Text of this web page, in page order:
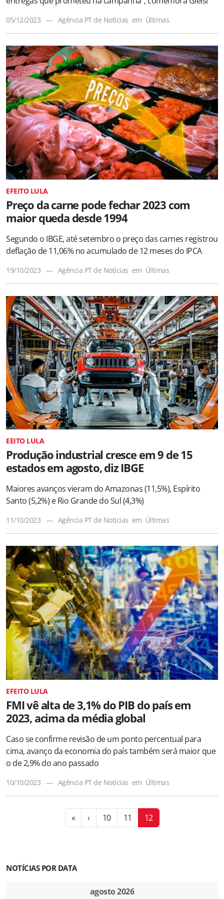
05/12/2023 — Agência PT de Notícias em Últimas
EFEITO LULA
Preço da carne pode fechar 2023 com
maior queda desde 1994
Segundo o IBGE, até setembro o preço das carnes registrou
deflação de 11,06% no acumulado de 12 meses do IPCA
19/10/2023 — Agência PT de Notícias em Últimas
EEITO LULA
Produção industrial cresce em 9 de 15
estados em agosto, diz IBGE
Maiores avanços vieram do Amazonas (11,5%), Espírito
Santo (5,2%) e Rio Grande do Sul (4,3%)
11/10/2023 — Agência PT de Notícias em Últimas
EFEITO LULA
FMI vê alta de 3,1% do PIB do país em
2023, acima da média global
Caso se confirme revisão de um ponto percentual para
cima, avanço da economia do país também será maior que
o de 2,9% do ano passado
10/10/2023 — Agência PT de Notícias em Últimas
« ‹ 10 11 12
NOTÍCIAS POR DATA
agosto 2026